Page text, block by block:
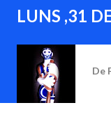
LUNS ,31
De